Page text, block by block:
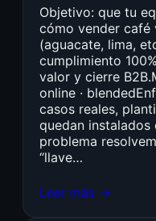
Objetivo: que tu
cómo vender café
(aguacate, lima,
cumplimiento
valor y cierre
online ·
casos reales,
quedan instalados
problema
“llave…
Leer más →